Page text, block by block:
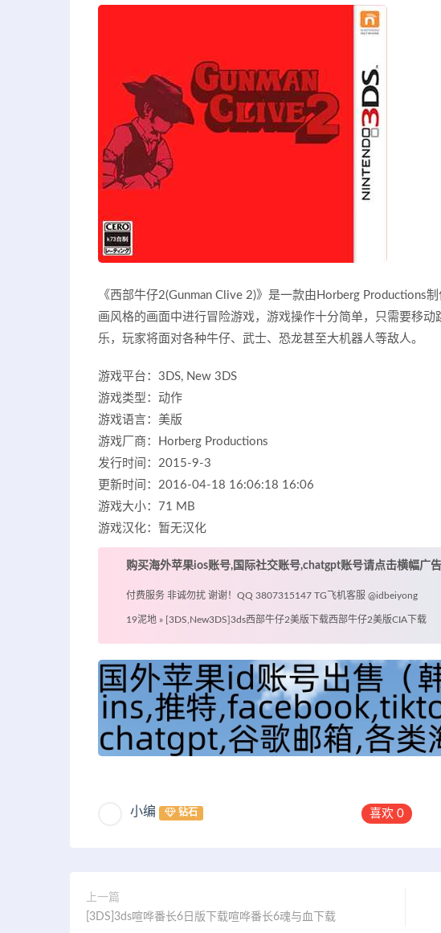
《西部牛仔2(Gunman Clive 2)》是一款由Horberg Productions
画风格的画面中进行冒险游戏，游戏操作十分简单，只需要移
乐，玩家将面对各种牛仔、武士、恐龙甚至大机器人等敌人。
游戏平台：3DS, New 3DS
游戏类型：动作
游戏语言：美版
游戏厂商：Horberg Productions
发行时间：2015-9-3
更新时间：2016-04-18 16:06:18 16:06
游戏大小：71 MB
游戏汉化：暂无汉化
购买海外苹果ios账号,国际社交账号,chatgpt账号请点击横幅广
付费服务 非诚勿扰 谢谢！QQ 3807315147 TG飞机客服 @idbeiyong
19泥地 » [3DS,New3DS]3ds西部牛仔2美版下载西部牛仔2美版CIA下载
小编 钻石 喜欢0
上一篇
[3DS]3ds喧哗番长6日版下载喧哗番长6魂与血下载